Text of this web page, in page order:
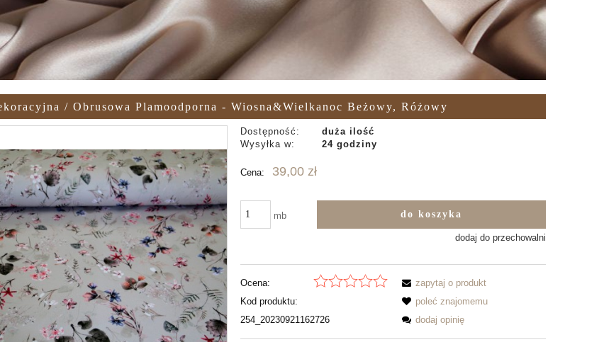
/ Obrusowa Plamoodporna - Wiosna&wielkanoc Beżowy, Różowy
Dostępność:
duża ilość
Wysyłka w:
24 godziny
Cena: 39,00 zł
mb do koszyka
dodaj do przechowalni
Ocena:
Kod produktu:
254_20230921162726
zapytaj o produkt
poleć znajomemu
dodaj opinię